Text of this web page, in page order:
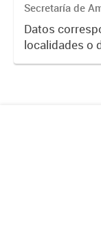
Secretaría de
Territorial.
Datos
localidades o
Provincia de